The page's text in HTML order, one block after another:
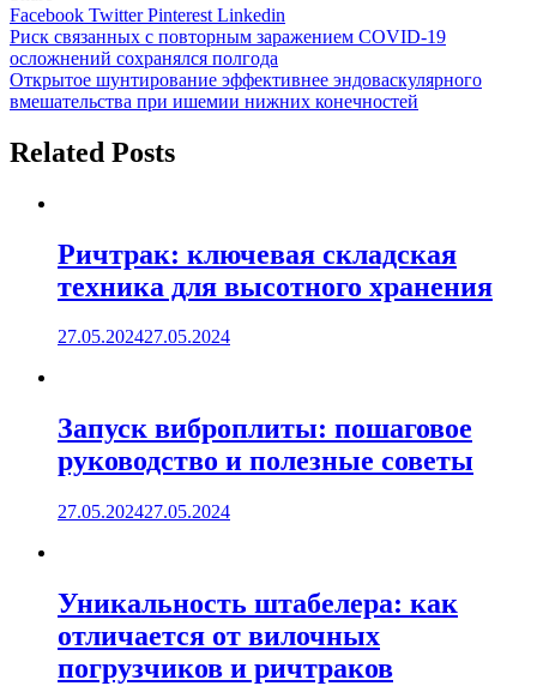
Facebook TwitterPinterest Linkedin
Навигация
по
записям
Риск связанных с повторным заражением COVID-19
осложнений сохранялся полгода
Открытое шунтирование эффективнее эндоваскулярного
вмешательства при ишемии нижних конечностей
Related Posts
Ричтрак: ключевая складская
техника для высотного хранения
27.05.202427.05.2024
Запуск виброплиты: пошаговое
руководство и полезные советы
27.05.202427.05.2024
Уникальность штабелера: как
отличается от вилочных
погрузчиков и ричтраков